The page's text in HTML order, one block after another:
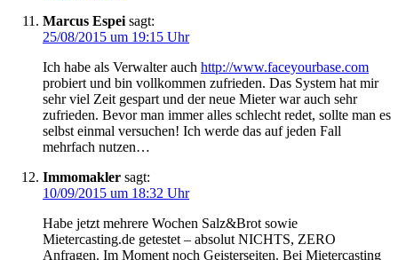
Marcus Espei sagt:
25/08/2015 um 19:15 Uhr
Ich habe als Verwalter auch http://www.faceyourbase.com
probiert und bin vollkommen zufrieden. Das System hat mir
sehr viel Zeit gespart und der neue Mieter war auch sehr
zufrieden. Bevor man immer alles schlecht redet, sollte man es
selbst einmal versuchen! Ich werde das auf jeden Fall
mehrfach nutzen…
Immomakler sagt:
10/09/2015 um 18:32 Uhr
Habe jetzt mehrere Wochen Salz&Brot sowie
Mietercasting.de getestet – absolut NICHTS, ZERO
Anfragen. Im Moment noch Geisterseiten. Bei Mietercasting